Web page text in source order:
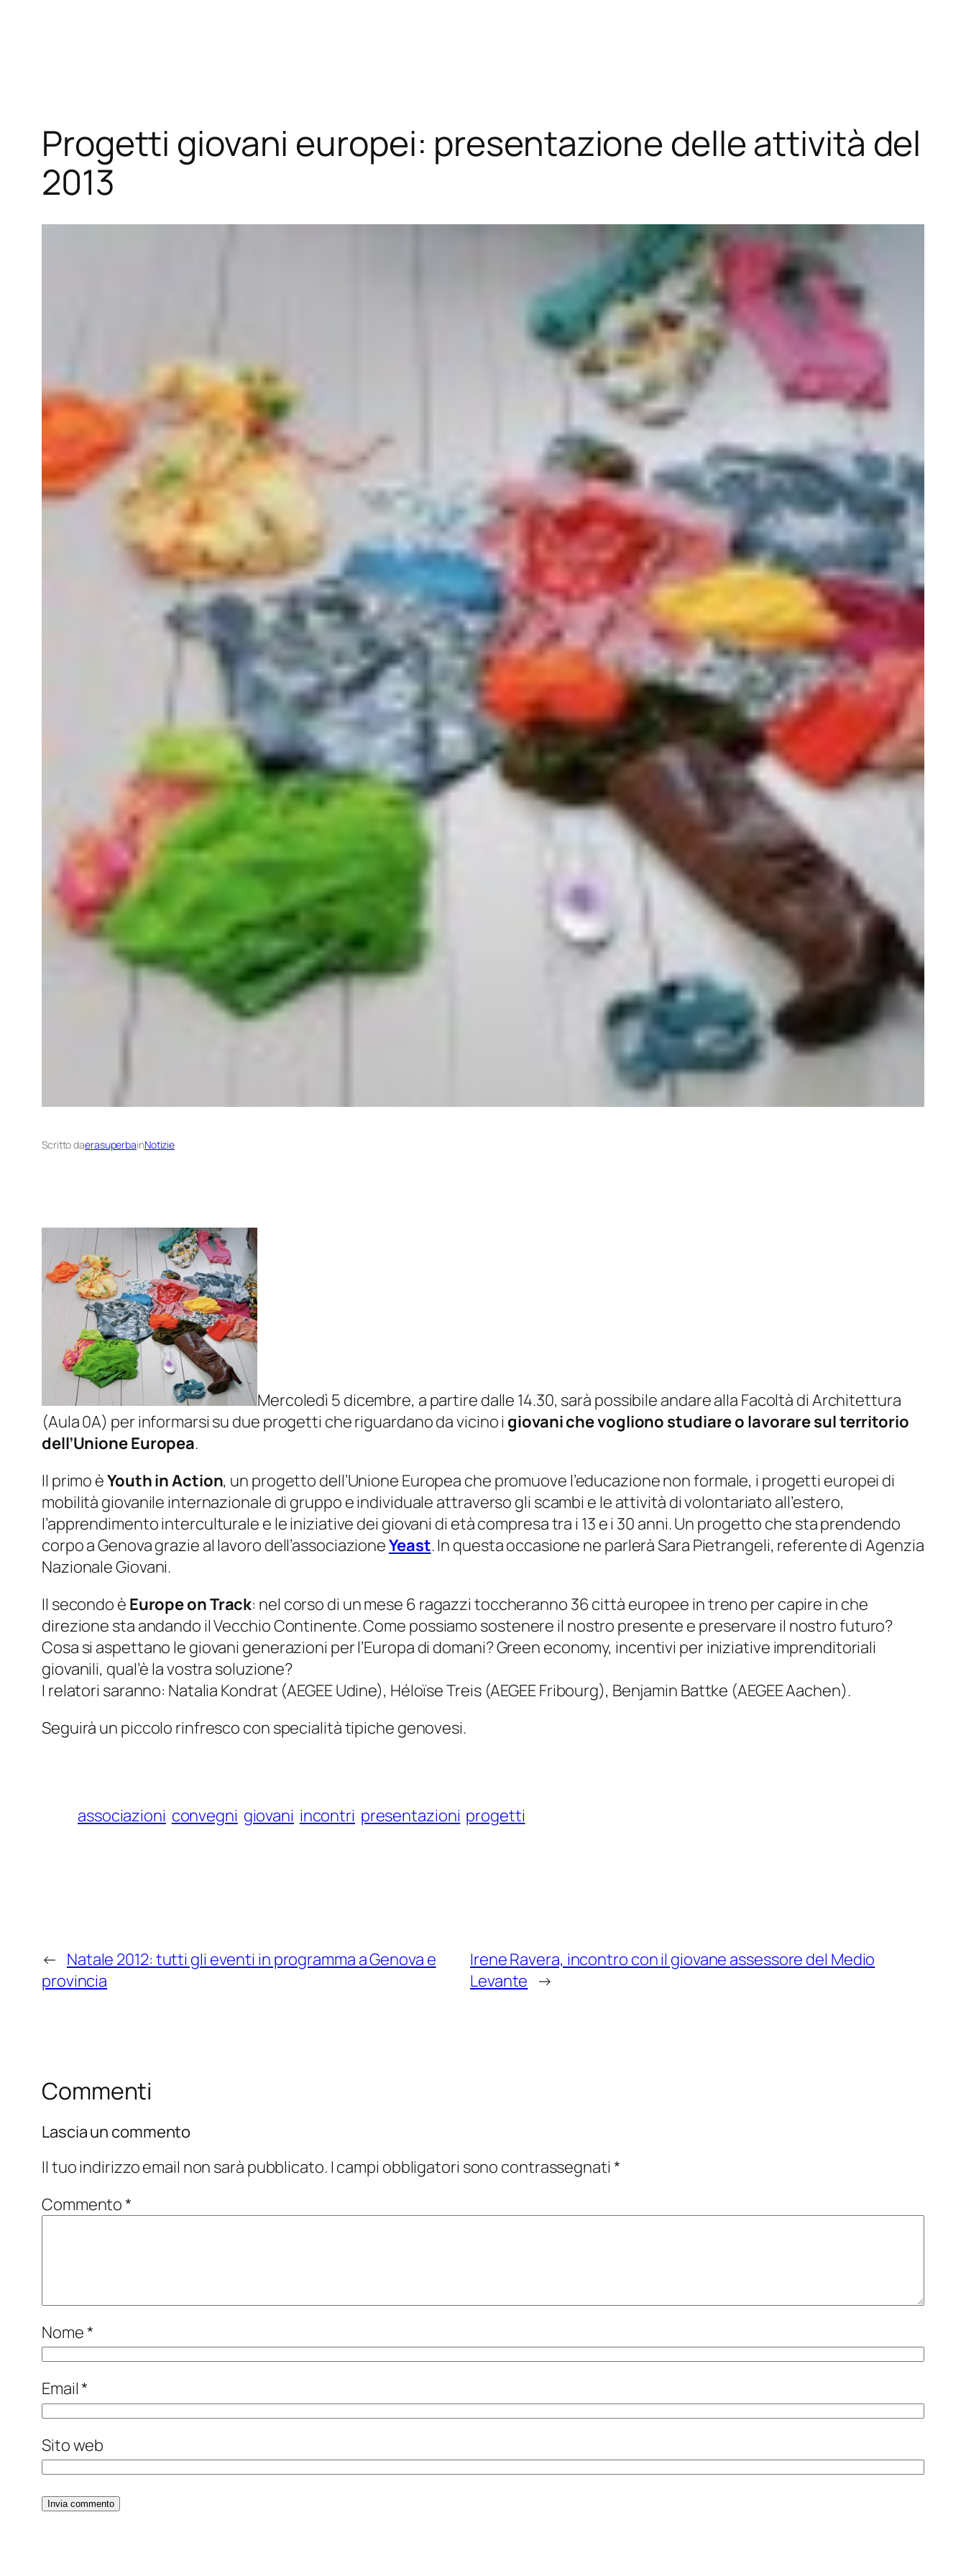
Progetti giovani europei: presentazione delle attività del
2013
Scritto daerasuperbainNotizie
Mercoledì 5 dicembre, a partire dalle 14.30, sarà possibile andare alla Facoltà di Architettura
(Aula 0A) per informarsi su due progetti che riguardano da vicino i giovani che vogliono studiare o lavorare sul territorio
dell’Unione Europea.
Il primo èYouth in Action, un progetto dell’Unione Europea che promuove l’educazione non formale, i progetti europei di
mobilità giovanile internazionale di gruppo e individuale attraverso gli scambi e le attività di volontariato all’estero,
l’apprendimento interculturale e le iniziative dei giovani di età compresa tra i 13 e i 30 anni. Un progetto che sta prendendo
corpo a Genova grazie al lavoro dell’associazioneYeast. In questa occasione ne parlerà Sara Pietrangeli, referente di Agenzia
Nazionale Giovani.
Il secondo è Europe on Track: nel corso di un mese 6 ragazzi toccheranno 36 città europee in treno per capire in che
direzione sta andando il Vecchio Continente. Come possiamo sostenere il nostro presente e preservare il nostro futuro?
Cosa si aspettano le giovani generazioni per l’Europa di domani? Green economy, incentivi per iniziative imprenditoriali
giovanili, qual’è la vostra soluzione?
I relatori saranno: Natalia Kondrat (AEGEE Udine), Héloïse Treis (AEGEE Fribourg), Benjamin Battke (AEGEE Aachen).
Seguirà un piccolo rinfresco con specialità tipiche genovesi.
associazioni convegni giovani incontri presentazioni progetti
← Natale 2012: tutti gli eventi in programma a Genova e
provincia
Irene Ravera, incontro con il giovane assessore del Medio
Levante →
Commenti
Lascia un commento
Il tuo indirizzo email non sarà pubblicato. I campi obbligatori sono contrassegnati *
Commento*
Nome*
Email*
Sito web